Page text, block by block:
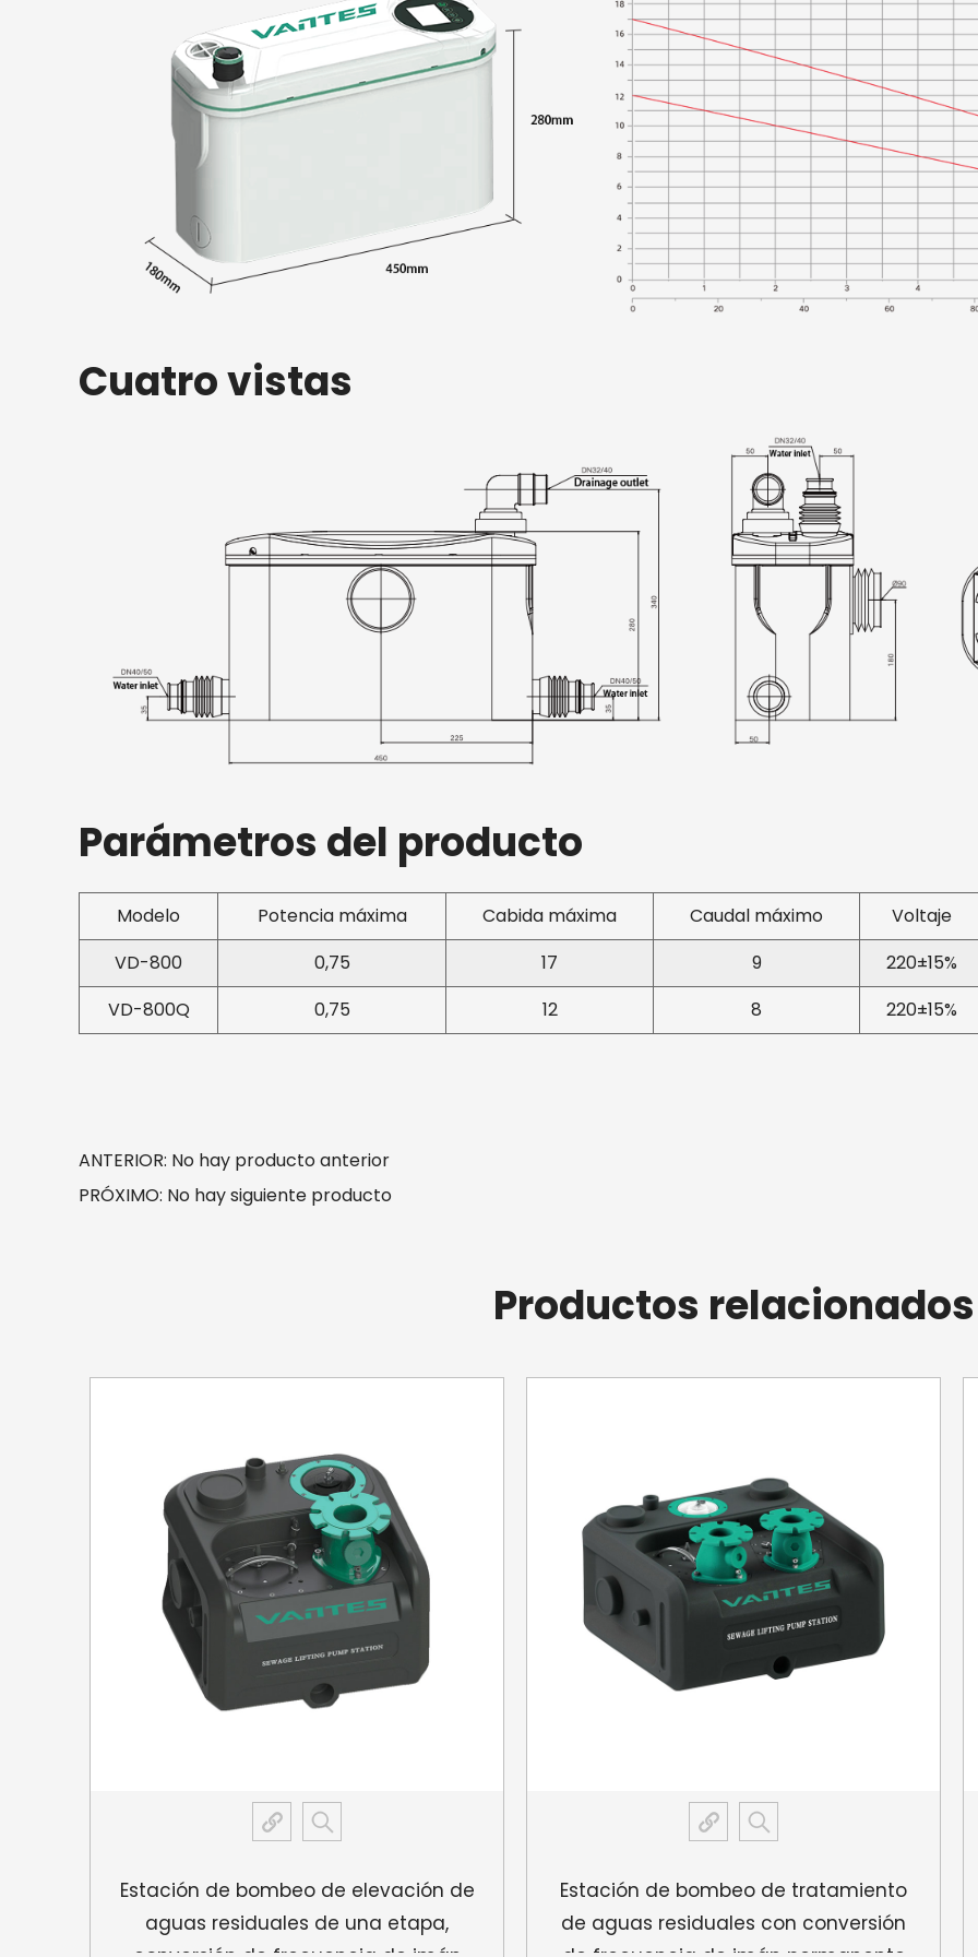
diseño permite un
incluso con
Motor de imán
imán permanente
El control inteligente
eficiencia.
Rendimiento ultraalto
Motor de alto
motor de imán
su eficiencia
esta bomba supera
productos de la
grandes volúmenes
rápida y eficiente.
Operación
Operación de tres
operación:
los cuales se puede
permite a los
necesidades, ya sea
informados
permite una
Seguridad y
Clasificación de
protección IP65, el
Accesorios
de manguera blanda
garantizan una
lateral. Esta
instalación y
Cuatro vistas
Parámetros del producto
Modelo Potencia máxima Cabida máxima Caudal máximo Voltaje
VD-800
0,75 17 9 220±15%
VD-800Q
0,75 12 8 220±15%
ANTERIOR: No hay producto anterior
PRÓXIMO: No hay siguiente producto
Productos relacionados
Estación de bombeo de elevación de
aguas residuales de una etapa,
Estación de bombeo de tratamiento
de aguas residuales con conversión